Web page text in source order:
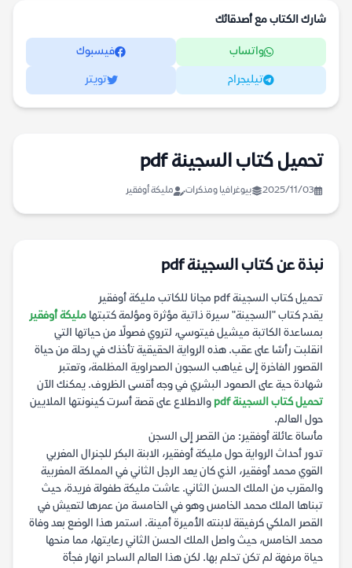
شارك الكتاب مع أصدقائك
واتساب فيسبوك
تيليجرام تويتر
تحميل كتاب السجينة pdf
2025/11/03 بيوغرافيا ومذكرات مليكة أوفقير
نبذة عن كتاب السجينة pdf
تحميل كتاب السجينة pdf مجانا للكاتب مليكة أوفقير
يقدم كتاب "السجينة" سيرة ذاتية مؤثرة ومؤلمة كتبتها مليكة أوفقير
بمساعدة الكاتبة ميشيل فيتوسي، لتروي فصولًا من حياتها التي
انقلبت رأسًا على عقب. هذه الرواية الحقيقية تأخذك في رحلة من حياة
القصور الفاخرة إلى غياهب السجون الصحراوية المظلمة، وتعتبر
شهادة حية على الصمود البشري في وجه أقسى الظروف. يمكنك الآن
تحميل كتاب السجينة pdf
والاطلاع على قصة أسرت كينونتها الملايين
حول العالم.
مأساة عائلة أوفقير: من القصر إلى السجن
تدور أحداث الرواية حول مليكة أوفقير، الابنة البكر للجنرال المغربي
القوي محمد أوفقير، الذي كان يعد الرجل الثاني في المملكة المغربية
والمقرب من الملك الحسن الثاني. عاشت مليكة طفولة فريدة، حيث
تبناها الملك محمد الخامس وهو في الخامسة من عمرها لتعيش في
القصر الملكي كرفيقة لابنته الأميرة أمينة. استمر هذا الوضع بعد وفاة
محمد الخامس، حيث واصل الملك الحسن الثاني رعايتها، مما منحها
حياة مرفهة لم تكن تحلم بها. لكن هذا العالم الساحر انهار فجأة